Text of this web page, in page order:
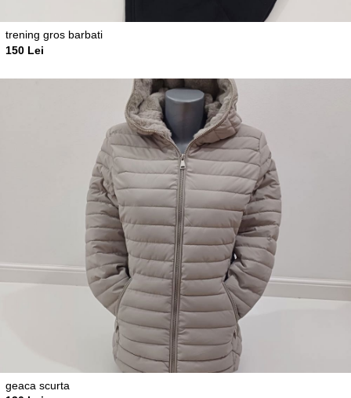
trening gros barbati
150 Lei
geaca scurta